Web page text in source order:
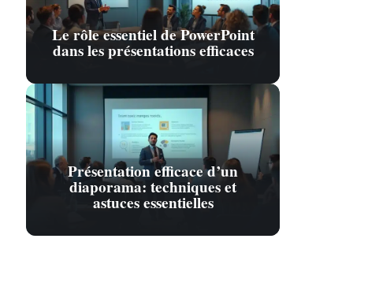
Le rôle essentiel de PowerPoint
dans les présentations efficaces
Présentation efficace d’un
diaporama: techniques et
astuces essentielles